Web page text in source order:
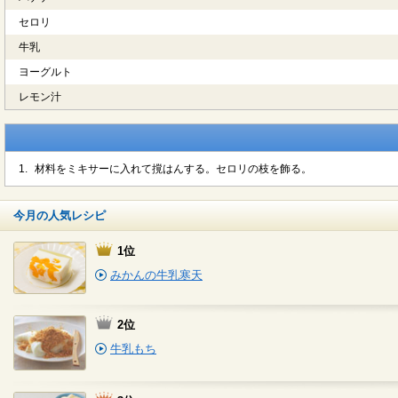
セロリ
牛乳
ヨーグルト
レモン汁
1. 材料をミキサーに入れて撹はんする。セロリの枝を飾る。
今月の人気レシピ
1位
みかんの牛乳寒天
2位
牛乳もち